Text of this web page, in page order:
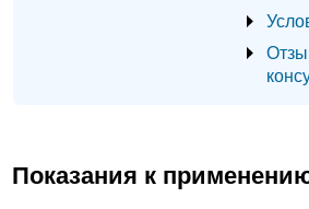
Показания к